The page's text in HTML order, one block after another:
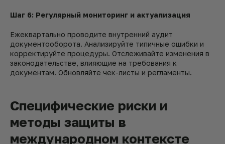
Шаг 6: Регулярный мониторинг и актуализация
Ежеквартально проводите внутренний аудит
документооборота. Анализируйте типичные ошибки и
корректируйте процедуры. Отслеживайте изменения в
законодательстве, влияющие на требования к
документам. Обновляйте чек-листы и регламенты.
Специфические риски и
методы защиты в
международном контексте